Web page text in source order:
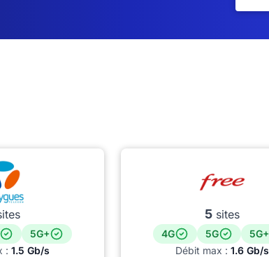
5G+
: 1.5 Gb/s
5 sites
4G 5G
5G+
Débit max : 1.6 Gb/s